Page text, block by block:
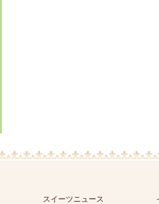
スイーツニュース